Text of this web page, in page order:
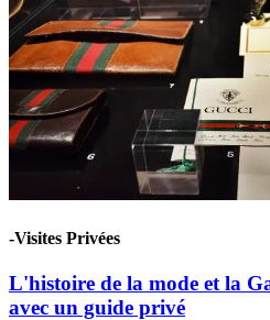
-Visites Privées
L'histoire de la mode et la
avec un guide privé